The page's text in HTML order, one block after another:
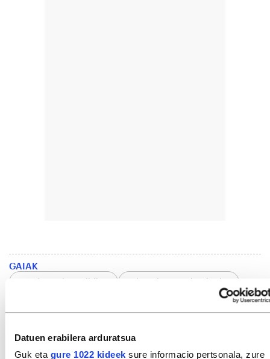
Datuen erabilera arduratsua
Guk eta gure 1022 kideek sure informacio pertsonala, zure
GAIAK
Nazioarteko politika
Zientzia eta teknologia